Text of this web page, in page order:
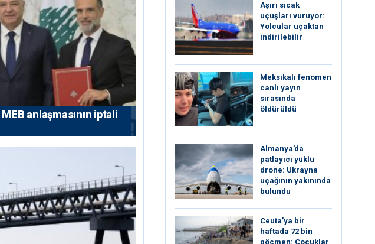
anlaşmasının iptali
Aşırı sıcak
uçuşları vuruyor:
Yolcular uçaktan
indirilebilir
Meksikalı fenomen
canlı yayın
sırasında
öldürüldü
Almanya’da
patlayıcı yüklü
drone: Ukrayna
uçağının yakınında
bulundu
Ceuta’ya bir
haftada 72 bin
göçmen: Çocuklar